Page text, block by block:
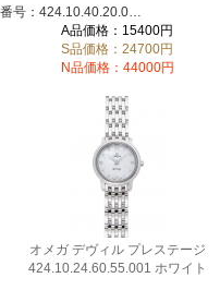
A品価格：15400円
S品価格：24700円
N品価格：44000円
オメガ デヴィル プレステージ
424.10.24.60.55.001 ホワイト